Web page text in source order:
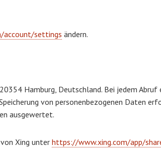
settings ändern.
Hamburg, Deutschland. Bei jedem Abruf
von personenbezogenen Daten
ausgewertet.
Xing unter https://www.xing.com/app/